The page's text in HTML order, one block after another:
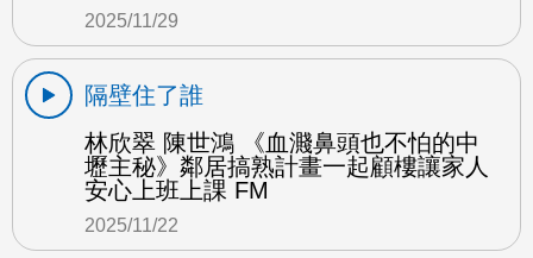
2025/11/29
隔壁住了誰
林欣翠 陳世鴻 《血濺鼻頭也不怕的中
壢主秘》鄰居搞熟計畫一起顧樓讓家人
安心上班上課 FM
2025/11/22